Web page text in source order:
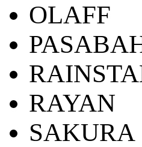
OLAFF
RAYAN
SAKURA